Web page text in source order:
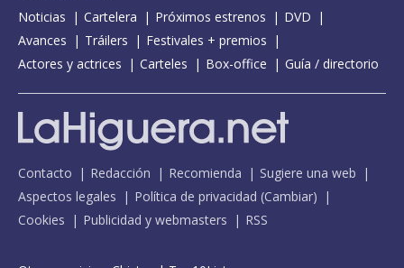
Noticias Cartelera Próximos estrenos
DVD
Avances
Tráilers
Festivales + premios
Actores y actrices
Carteles Box-office Guía / directorio
Contacto Redacción Recomienda
Sugiere una web
Aspectos legales
Política de privacidad (Cambiar)
Cookies
Publicidad y webmasters RSS